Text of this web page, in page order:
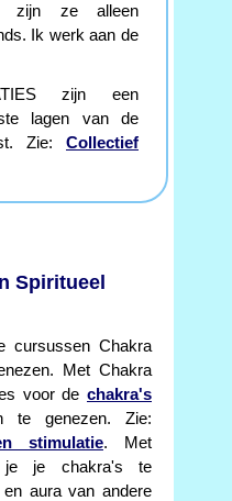
zijn ze alleen
Ik werk aan de
zijn een
lagen van de
Zie: Collectief
Spiritueel
cursussen Chakra
Met Chakra
voor de chakra's
te genezen. Zie:
stimulatie. Met
je chakra's te
aura van andere